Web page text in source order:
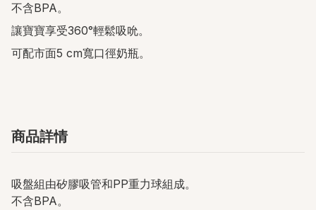
不含BPA。
讓寶寶享受360°輕鬆吸吮。
商品詳情
吸盤組由矽膠吸管和PP重力球組成。
不含BPA。